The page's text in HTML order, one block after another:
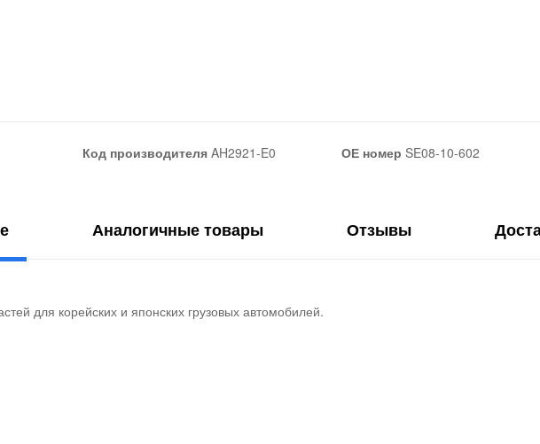
Код производителяAH2921-E0 ОЕ номер SE08-10-602
Аналогичные товары Отзывы
для корейских и японских грузовых автомобилей.